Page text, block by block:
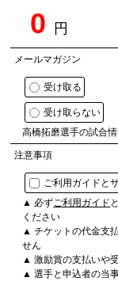
0 円
メールマガジン
受け取る
受け取らない
高橋拓磨選手の試合
注意事項
ご利用ガイドと
▲ 必ずご利用ガイド
ください
▲ チケットの代金支
せん
▲ 激励賞の支払いや
▲ 選手と申込者の当